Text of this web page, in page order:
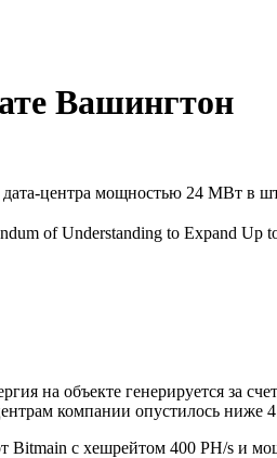
Вашингтон
дата-центра мощностью 24 МВт
of Understanding to Expand Up
на объекте генерируется за
компании опустилось ниже 4
Bitmain с хешрейтом 400 PH/s и